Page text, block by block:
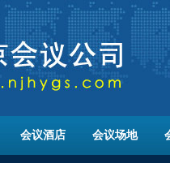
会议酒店 会议场地